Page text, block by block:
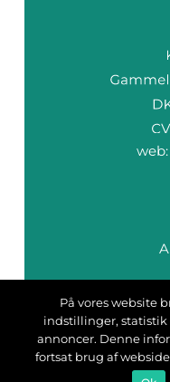
web:
På vores website
indstillinger, statistik
annoncer. Denne
fortsat brug af